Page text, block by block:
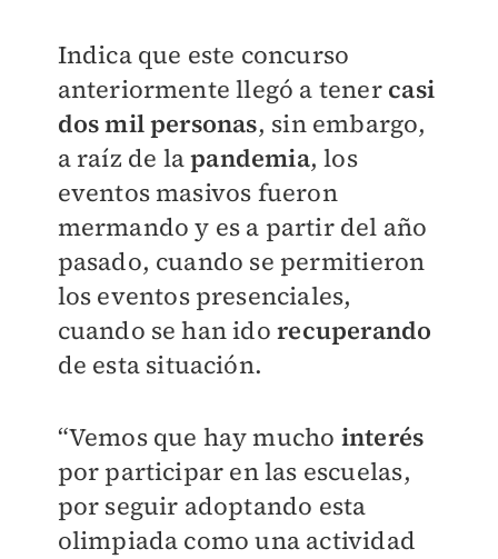
Indica que este concurso
anteriormente llegó a tener casi
dos mil personas, sin embargo,
a raíz de lapandemia, los
eventos masivos fueron
mermando y es a partir del año
pasado, cuando se permitieron
los eventos presenciales,
cuando se han idorecuperando
de esta situación.
“Vemos que hay mucho interés
por participar en las escuelas,
por seguir adoptando esta
olimpiada como una actividad